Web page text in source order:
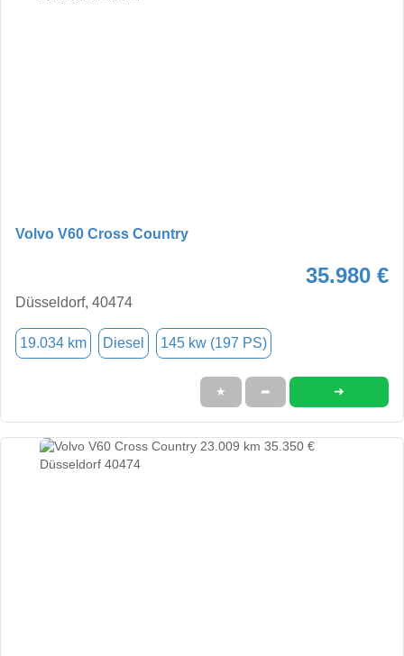
Volvo V60 Cross Country
35.980 €
Düsseldorf, 40474
19.034 km Diesel 145 kw (197 PS)
★ ➦ ➜